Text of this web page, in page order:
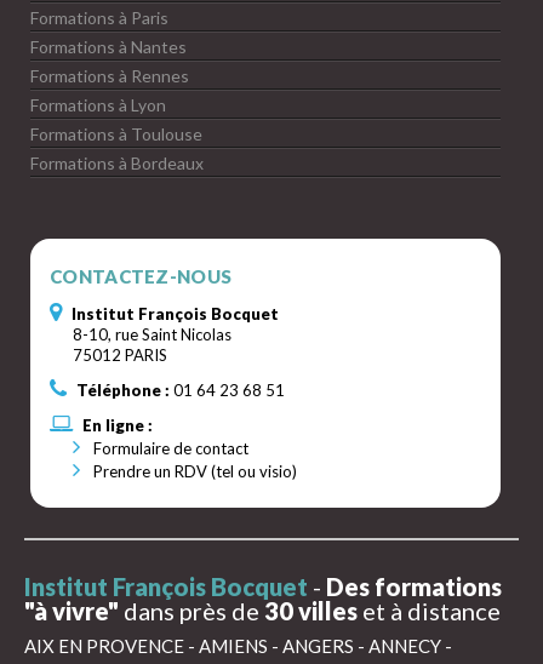
Formations à Paris
Formations à Nantes
Formations à Rennes
Formations à Lyon
Formations à Toulouse
Formations à Bordeaux
CONTACTEZ-NOUS
Institut François Bocquet
8-10, rue Saint Nicolas
75012 PARIS
Téléphone : 01 64 23 68 51
En ligne :
Formulaire de contact
Prendre un RDV (tel ou visio)
Institut François Bocquet - Des formations
"à vivre" dans près de 30 villes et à distance
AIX EN PROVENCE - AMIENS - ANGERS - ANNECY -